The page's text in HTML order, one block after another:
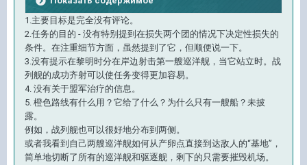
1.主要目标是完全没有评论。
2.任务的目的 - 没有特别提到在损失两个团的情况下决定性损失的
条件。在注重细节方面，虽然提到了它，但顺便说一下。
3.没有提示在黎明时分在岸边射击第一艘巡洋舰 ，当它站立时。战
列舰的成功齐射可以使任务变得更加容易。
4. 没有关于盟军治疗的信息。
5. 橙色路线有什么用？它给了什么？为什么只有一艘船？未披
露。
例如，战列舰也可以很好地分布到两侧。
或者我看到自己两艘巡洋舰如何从产卵点直接到达敌人的“基地”，
简单地切断了所有的巡洋舰和驱逐舰，剩下的只需要摧毁机场。